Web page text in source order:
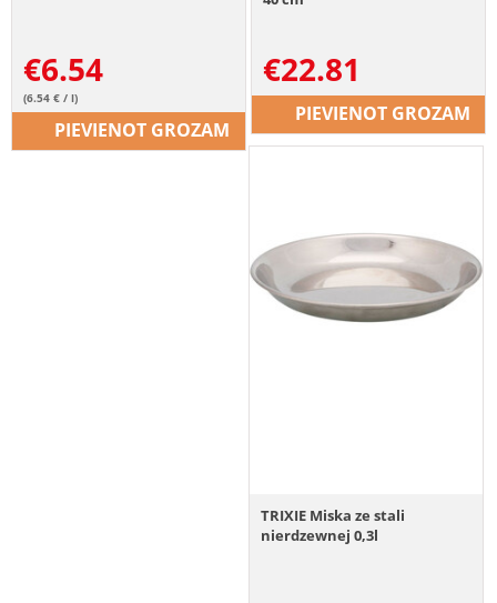
€6.54
(6.54 € / l)
PIEVIENOT GROZAM
€22.81
PIEVIENOT GROZAM
TRIXIE Miska ze stali
nierdzewnej 0,3l